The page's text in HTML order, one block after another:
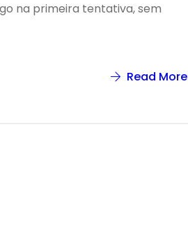
na primeira tentativa, sem
Read More